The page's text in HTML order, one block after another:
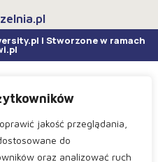
jakość przeglądania,
do
oraz analizować ruch
| Stworzone w ramach